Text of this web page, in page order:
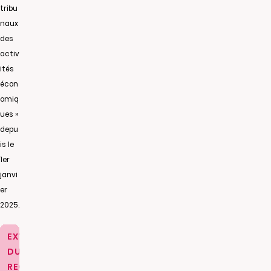
tribu
naux
des
activ
ités
écon
omiq
ues »
depu
is le
1er
janvi
er
2025.
EXTRAIT
DU
REGISTRE